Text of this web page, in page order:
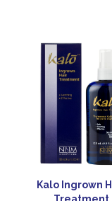
Kalo Ingrown
Treatment